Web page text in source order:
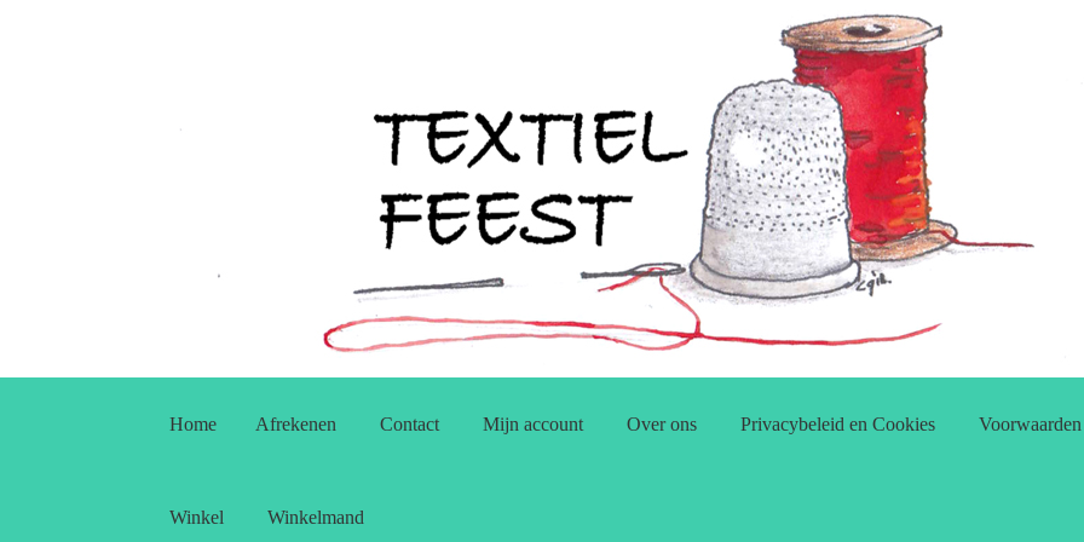
door
naar
Home Afrekenen Contact Mijn account Over ons Privacybeleid en Cookies Voorwaarden
Winkel Winkelmand